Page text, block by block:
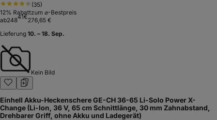
(35)
12% Rabattzum ⌀-Bestpreis
ab24841€276,65 €
Lieferung 10. – 18. Sep.
Kein Bild
Einhell Akku-Heckenschere GE-CH 36-65 Li-Solo Power X-
Change (Li-Ion, 36 V, 65 cm Schnittlänge, 30 mm Zahnabstand,
Drehbarer Griff, ohne Akku und Ladegerät)